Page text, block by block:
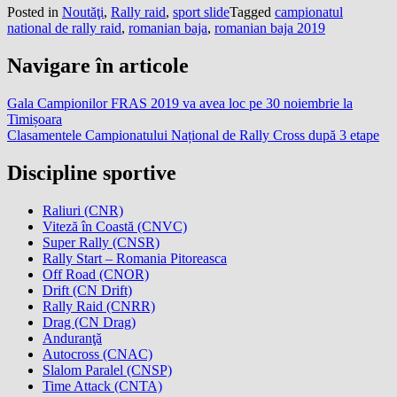
Posted in Noutăţi, Rally raid, sport slideTagged campionatul
national de rally raid, romanian baja, romanian baja 2019
Navigare în articole
Gala Campionilor FRAS 2019 va avea loc pe 30 noiembrie la
Timișoara
Clasamentele Campionatului Național de Rally Cross după 3 etape
Discipline sportive
Raliuri (CNR)
Viteză în Coastă (CNVC)
Super Rally (CNSR)
Rally Start – Romania Pitoreasca
Off Road (CNOR)
Drift (CN Drift)
Rally Raid (CNRR)
Drag (CN Drag)
Anduranţă
Autocross (CNAC)
Slalom Paralel (CNSP)
Time Attack (CNTA)